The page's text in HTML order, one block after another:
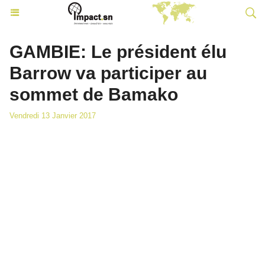
GAMBIE: Le président élu
Barrow va participer au
sommet de Bamako
Vendredi 13 Janvier 2017